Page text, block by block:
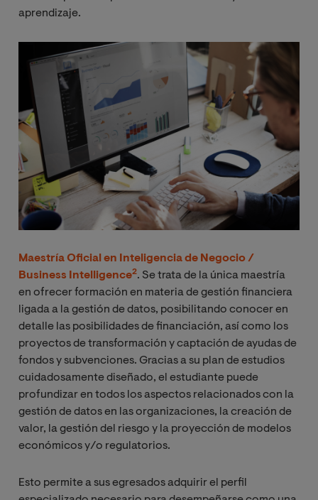
aprendizaje.
Maestría Oficial en Inteligencia de Negocio /
Business Intelligence2. Se trata de la única maestría
en ofrecer formación en materia de gestión financiera
ligada a la gestión de datos, posibilitando conocer en
detalle las posibilidades de financiación, así como los
proyectos de transformación y captación de ayudas de
fondos y subvenciones. Gracias a su plan de estudios
cuidadosamente diseñado, el estudiante puede
profundizar en todos los aspectos relacionados con la
gestión de datos en las organizaciones, la creación de
valor, la gestión del riesgo y la proyección de modelos
económicos y/o regulatorios.
Esto permite a sus egresados adquirir el perfil